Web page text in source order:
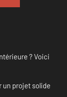
? Voici
un projet solide